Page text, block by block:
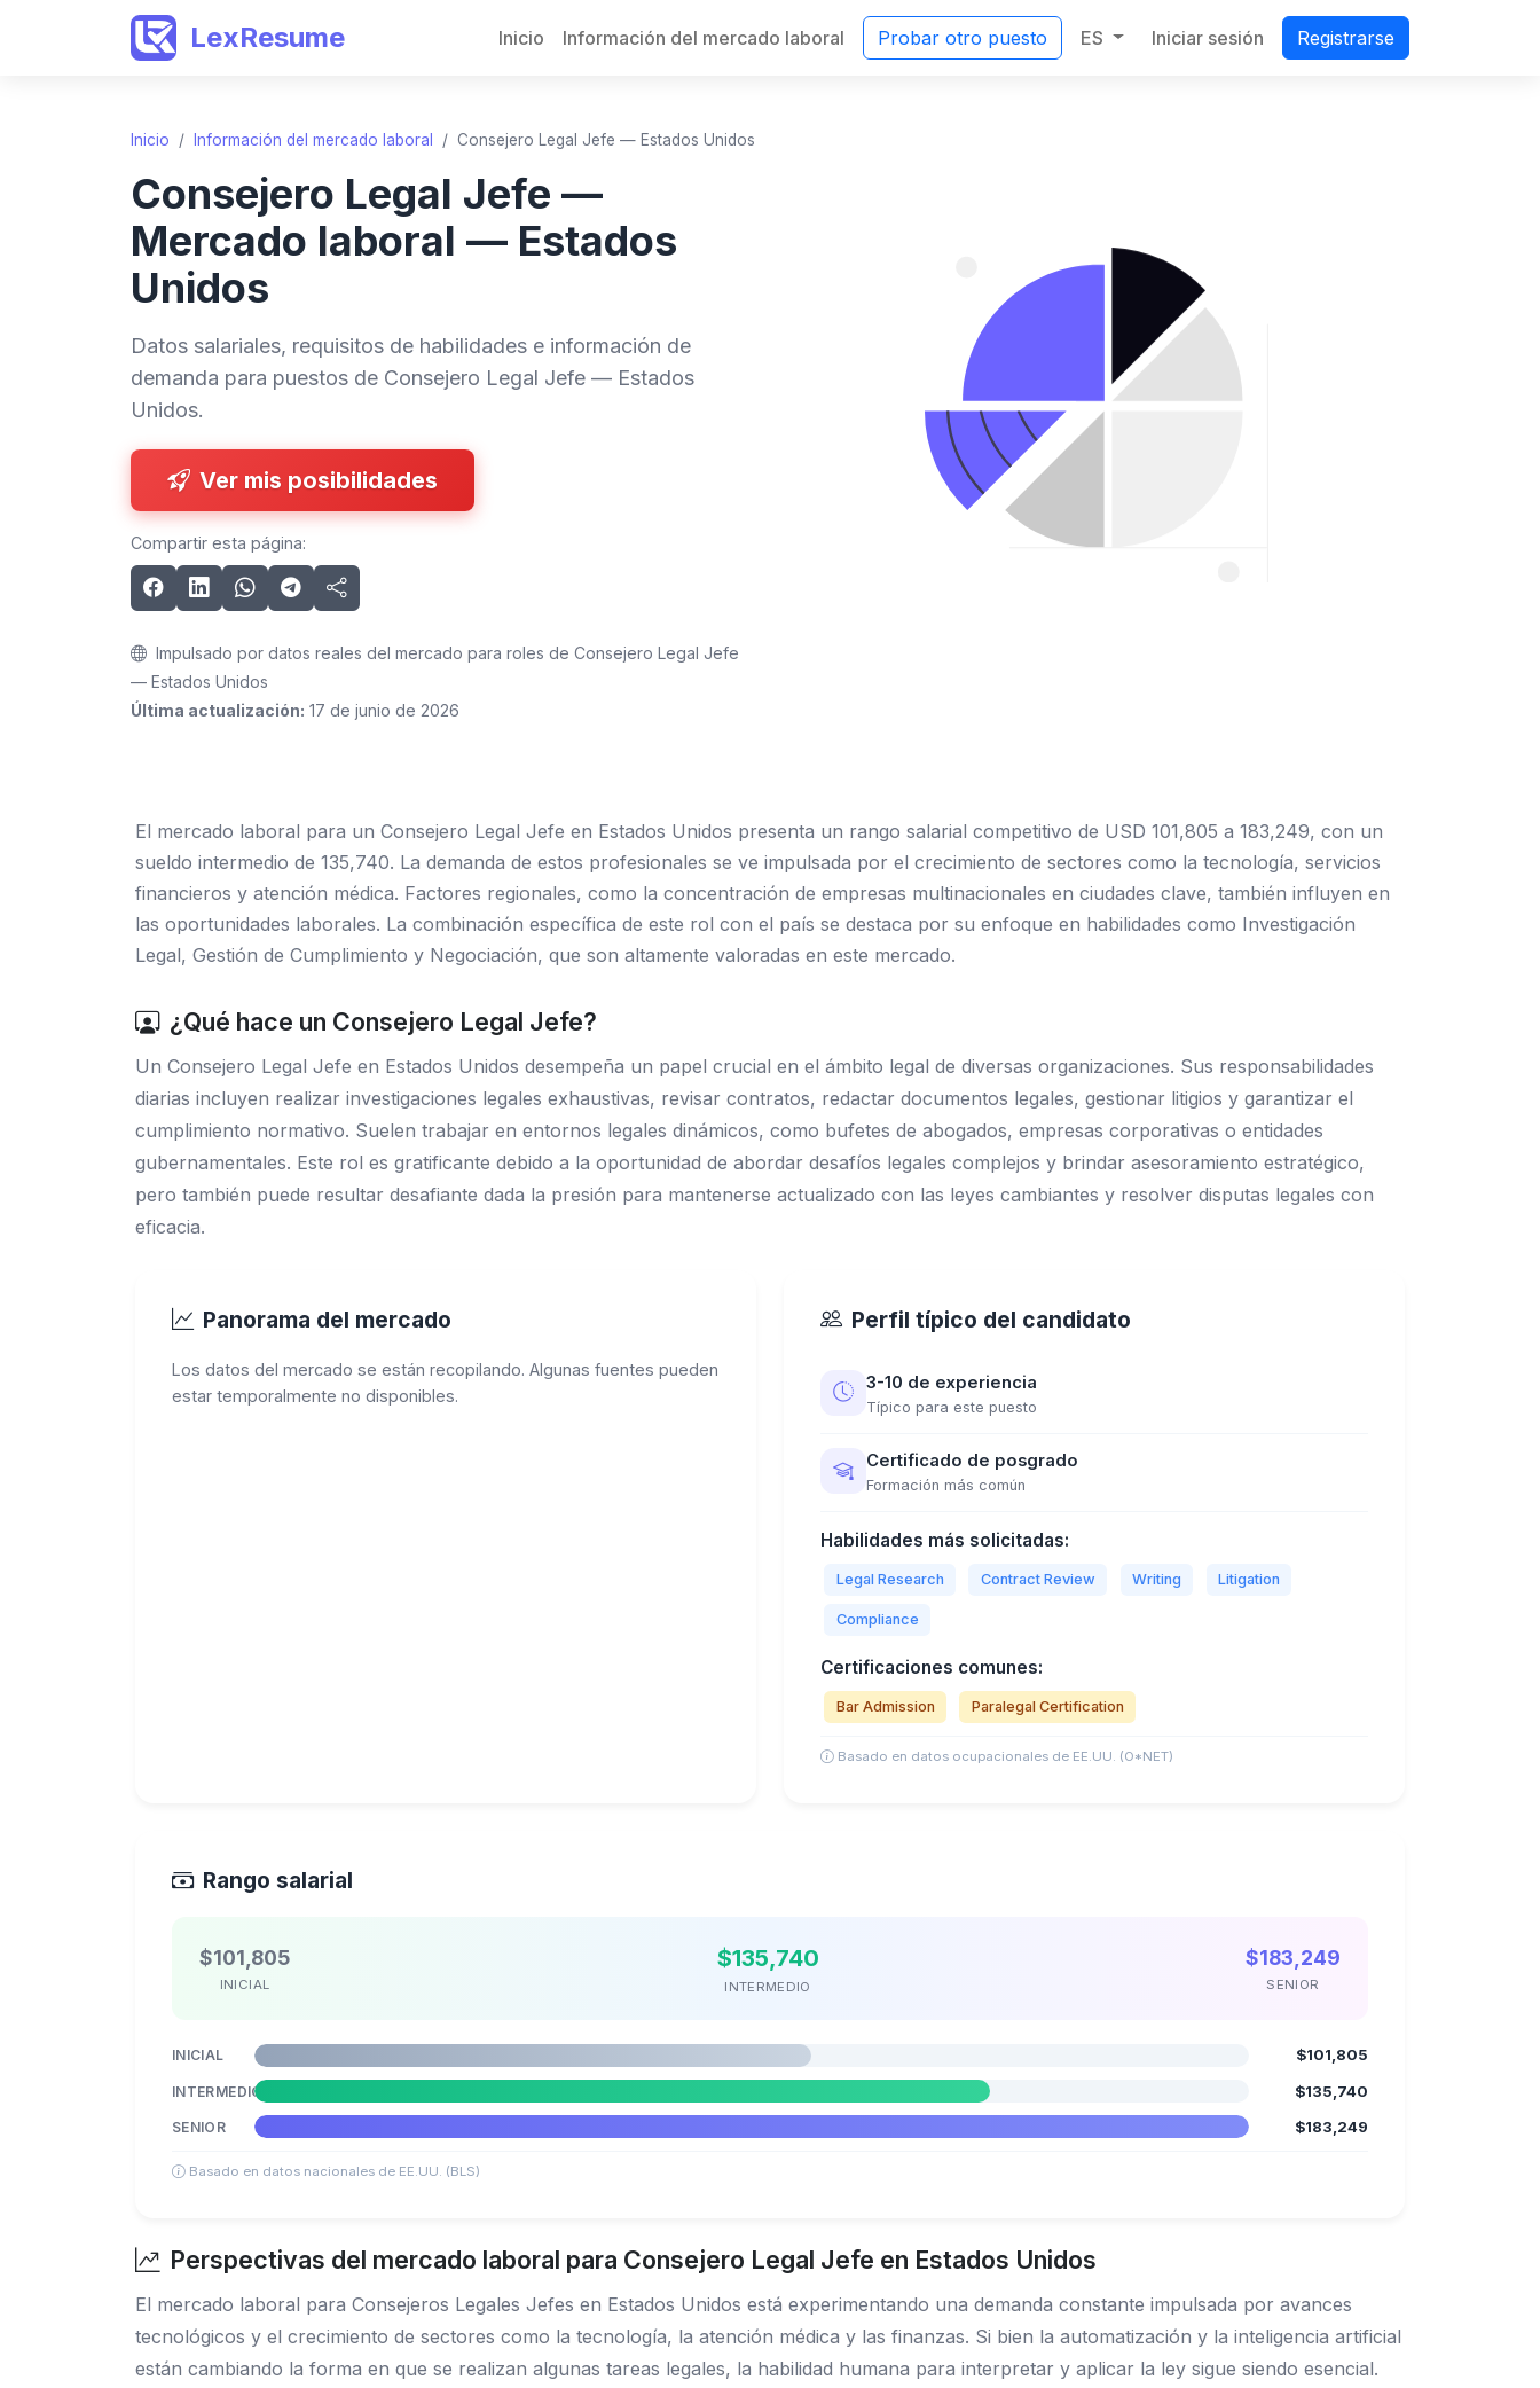
LexResume Inicio Información del mercado laboral Probar otro puesto ES Iniciar sesión Registrarse
Inicio / Información del mercado laboral / Consejero Legal Jefe — Estados Unidos
Consejero Legal Jefe —
Mercado laboral — Estados
Unidos
Datos salariales, requisitos de habilidades e información de
demanda para puestos de Consejero Legal Jefe — Estados
Unidos.
Ver mis posibilidades
Compartir esta página:
Impulsado por datos reales del mercado para roles de Consejero Legal Jefe
— Estados Unidos
Última actualización: 17 de junio de 2026
El mercado laboral para un Consejero Legal Jefe en Estados Unidos presenta un rango salarial competitivo de USD 101,805 a 183,249, con un
sueldo intermedio de 135,740. La demanda de estos profesionales se ve impulsada por el crecimiento de sectores como la tecnología, servicios
financieros y atención médica. Factores regionales, como la concentración de empresas multinacionales en ciudades clave, también influyen en
las oportunidades laborales. La combinación específica de este rol con el país se destaca por su enfoque en habilidades como Investigación
Legal, Gestión de Cumplimiento y Negociación, que son altamente valoradas en este mercado.
¿Qué hace un Consejero Legal Jefe?
Un Consejero Legal Jefe en Estados Unidos desempeña un papel crucial en el ámbito legal de diversas organizaciones. Sus responsabilidades
diarias incluyen realizar investigaciones legales exhaustivas, revisar contratos, redactar documentos legales, gestionar litigios y garantizar el
cumplimiento normativo. Suelen trabajar en entornos legales dinámicos, como bufetes de abogados, empresas corporativas o entidades
gubernamentales. Este rol es gratificante debido a la oportunidad de abordar desafíos legales complejos y brindar asesoramiento estratégico,
pero también puede resultar desafiante dada la presión para mantenerse actualizado con las leyes cambiantes y resolver disputas legales con
eficacia.
Panorama del mercado
Los datos del mercado se están recopilando. Algunas fuentes pueden
estar temporalmente no disponibles.
Perfil típico del candidato
3-10 de experiencia
Típico para este puesto
Certificado de posgrado
Formación más común
Habilidades más solicitadas:
Legal Research Contract Review Writing Litigation
Compliance
Certificaciones comunes:
Bar Admission Paralegal Certification
Basado en datos ocupacionales de EE.UU. (O*NET)
Rango salarial
$101,805
INICIAL
$135,740
INTERMEDIO
$183,249
SENIOR
INICIAL $101,805
INTERMEDIO $135,740
SENIOR $183,249
Basado en datos nacionales de EE.UU. (BLS)
Perspectivas del mercado laboral para Consejero Legal Jefe en Estados Unidos
El mercado laboral para Consejeros Legales Jefes en Estados Unidos está experimentando una demanda constante impulsada por avances
tecnológicos y el crecimiento de sectores como la tecnología, la atención médica y las finanzas. Si bien la automatización y la inteligencia artificial
están cambiando la forma en que se realizan algunas tareas legales, la habilidad humana para interpretar y aplicar la ley sigue siendo esencial.